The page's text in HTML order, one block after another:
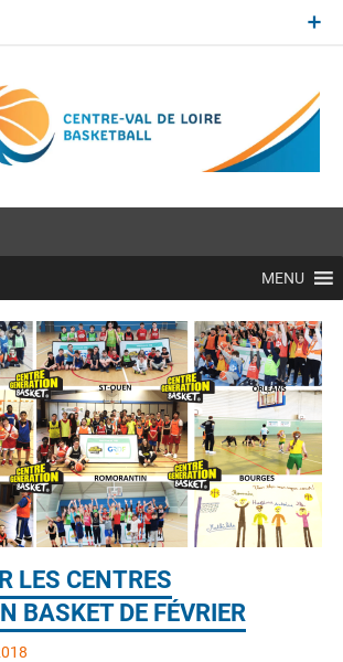
MENU
LES CENTRES
BASKET DE FÉVRIER